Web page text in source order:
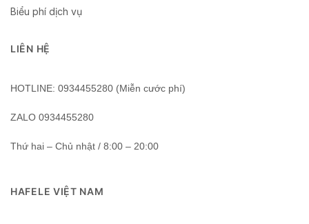
Biểu phí dịch vụ
LIÊN HỆ
HOTLINE: 0934455280 (Miễn cước phí)
ZALO 0934455280
Thứ hai – Chủ nhật / 8:00 – 20:00
HAFELE VIỆT NAM